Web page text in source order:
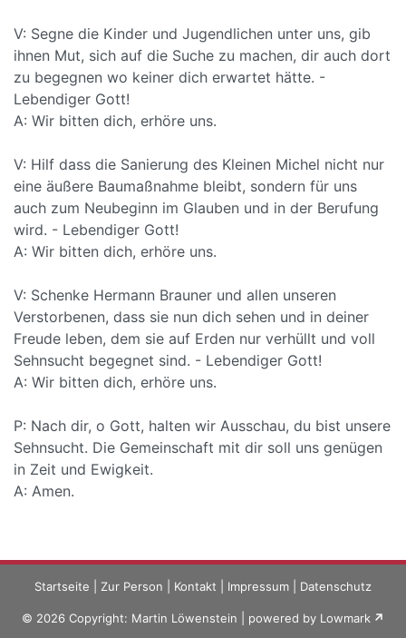
V: Segne die Kinder und Jugendlichen unter uns, gib
ihnen Mut, sich auf die Suche zu machen, dir auch dort
zu begegnen wo keiner dich erwartet hätte. -
Lebendiger Gott!
A: Wir bitten dich, erhöre uns.
V: Hilf dass die Sanierung des Kleinen Michel nicht nur
eine äußere Baumaßnahme bleibt, sondern für uns
auch zum Neubeginn im Glauben und in der Berufung
wird. - Lebendiger Gott!
A: Wir bitten dich, erhöre uns.
V: Schenke Hermann Brauner und allen unseren
Verstorbenen, dass sie nun dich sehen und in deiner
Freude leben, dem sie auf Erden nur verhüllt und voll
Sehnsucht begegnet sind. - Lebendiger Gott!
A: Wir bitten dich, erhöre uns.
P: Nach dir, o Gott, halten wir Ausschau, du bist unsere
Sehnsucht. Die Gemeinschaft mit dir soll uns genügen
in Zeit und Ewigkeit.
A: Amen.
Startseite Zur Person Kontakt Impressum Datenschutz
© 2026 Copyright: Martin Löwenstein | powered by Lowmark